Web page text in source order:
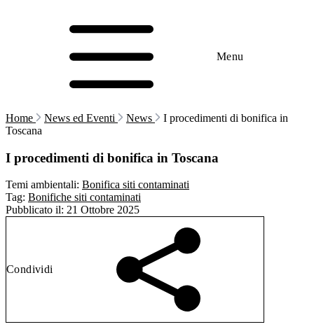
Menu
Home News ed Eventi News
I procedimenti di bonifica in
Toscana
I procedimenti di bonifica in Toscana
Temi ambientali: Bonifica siti contaminati
Tag: Bonifiche siti contaminati
Pubblicato il: 21 Ottobre 2025
Condividi